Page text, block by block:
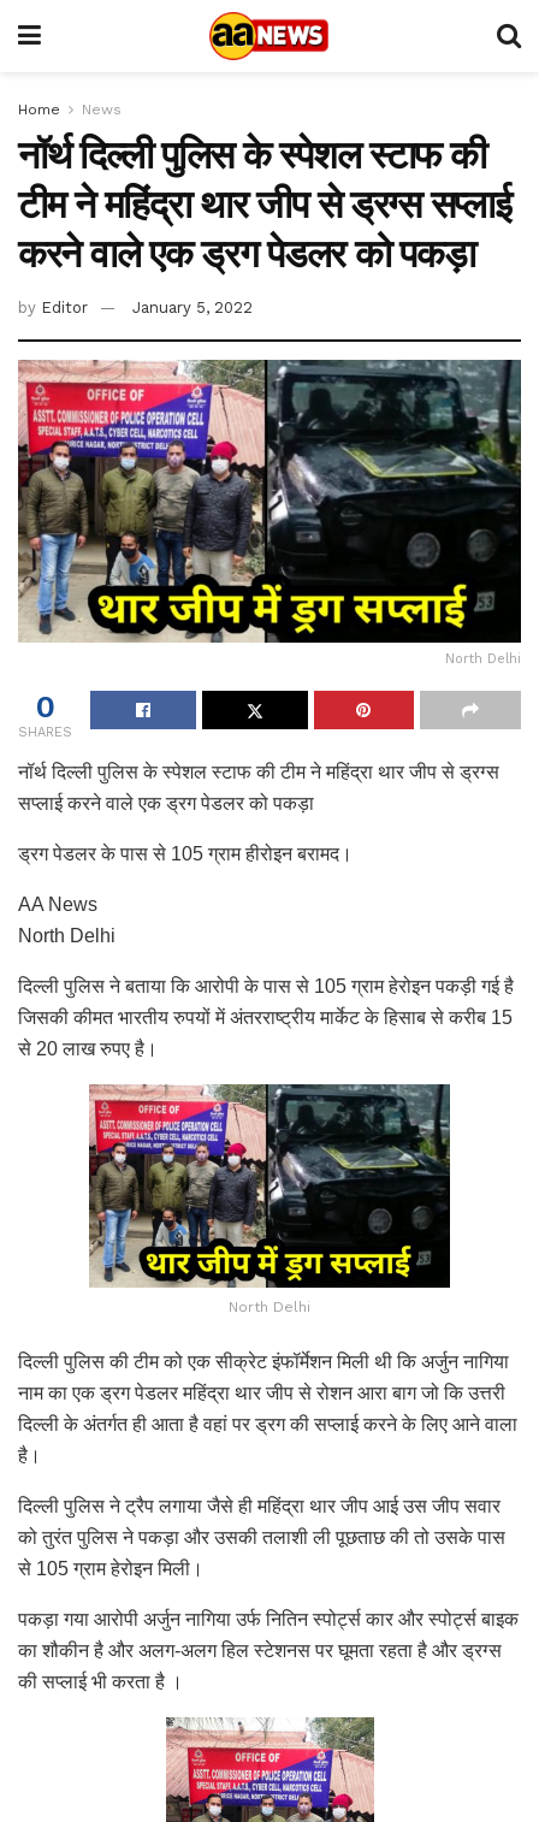
Home News
नॉर्थ दिल्ली पुलिस के स्पेशल स्टाफ की
टीम ने महिंद्रा थार जीप से ड्रग्स सप्लाई
करने वाले एक ड्रग पेडलर को पकड़ा
by Editor January 5, 2022
North Delhi
0
SHARES
नॉर्थ दिल्ली पुलिस के स्पेशल स्टाफ की टीम ने महिंद्रा थार जीप से ड्रग्स
सप्लाई करने वाले एक ड्रग पेडलर को पकड़ा
ड्रग पेडलर के पास से 105 ग्राम हीरोइन बरामद।
AA News
North Delhi
दिल्ली पुलिस ने बताया कि आरोपी के पास से 105 ग्राम हेरोइन पकड़ी गई है
जिसकी कीमत भारतीय रुपयों में अंतरराष्ट्रीय मार्केट के हिसाब से करीब 15
से 20 लाख रुपए है।
North Delhi
दिल्ली पुलिस की टीम को एक सीक्रेट इंफॉर्मेशन मिली थी कि अर्जुन नागिया
नाम का एक ड्रग पेडलर महिंद्रा थार जीप से रोशन आरा बाग जो कि उत्तरी
दिल्ली के अंतर्गत ही आता है वहां पर ड्रग की सप्लाई करने के लिए आने वाला
है।
दिल्ली पुलिस ने ट्रैप लगाया जैसे ही महिंद्रा थार जीप आई उस जीप सवार
को तुरंत पुलिस ने पकड़ा और उसकी तलाशी ली पूछताछ की तो उसके पास
से 105 ग्राम हेरोइन मिली।
पकड़ा गया आरोपी अर्जुन नागिया उर्फ नितिन स्पोर्ट्स कार और स्पोर्ट्स बाइक
का शौकीन है और अलग-अलग हिल स्टेशनस पर घूमता रहता है और ड्रग्स
की सप्लाई भी करता है ।